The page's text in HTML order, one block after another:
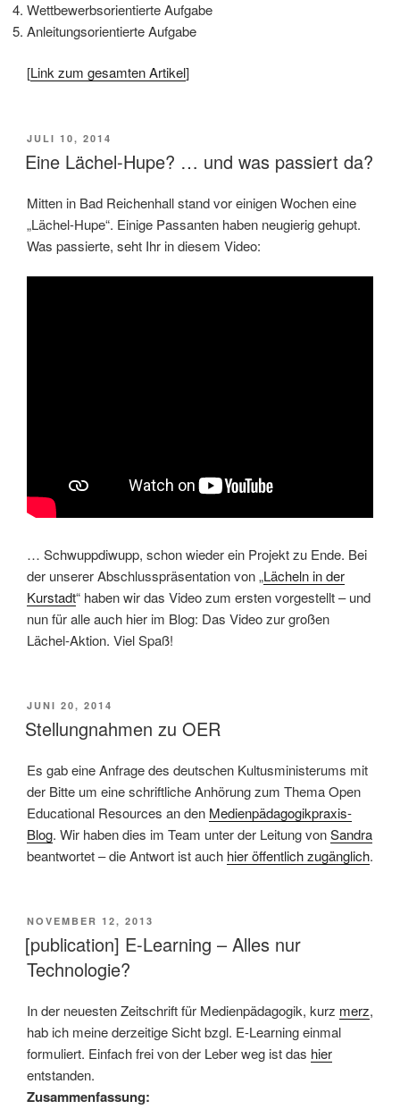
Wettbewerbsorientierte Aufgabe
Anleitungsorientierte Aufgabe
[Link zum gesamten Artikel]
VERÖFFENTLICHT
AM
JULI 10, 2014
Eine Lächel-Hupe? … und was passiert da?
Mitten in Bad Reichenhall stand vor einigen Wochen eine
„Lächel-Hupe“. Einige Passanten haben neugierig gehupt.
Was passierte, seht Ihr in diesem Video:
… Schwuppdiwupp, schon wieder ein Projekt zu Ende. Bei
der unserer Abschlusspräsentation von „Lächeln in der
Kurstadt“ haben wir das Video zum ersten vorgestellt – und
nun für alle auch hier im Blog: Das Video zur großen
Lächel-Aktion. Viel Spaß!
VERÖFFENTLICHT
AM
JUNI 20, 2014
Stellungnahmen zu OER
Es gab eine Anfrage des deutschen Kultusministerums mit
der Bitte um eine schriftliche Anhörung zum Thema Open
Educational Resources an den Medienpädagogikpraxis-
Blog. Wir haben dies im Team unter der Leitung vonSandra
beantwortet – die Antwort ist auch hier öffentlich zugänglich.
VERÖFFENTLICHT
AM
NOVEMBER 12, 2013
[publication] E-Learning – Alles nur
Technologie?
In der neuesten Zeitschrift für Medienpädagogik, kurz merz,
hab ich meine derzeitige Sicht bzgl. E-Learning einmal
formuliert. Einfach frei von der Leber weg ist das hier
entstanden.
Zusammenfassung: